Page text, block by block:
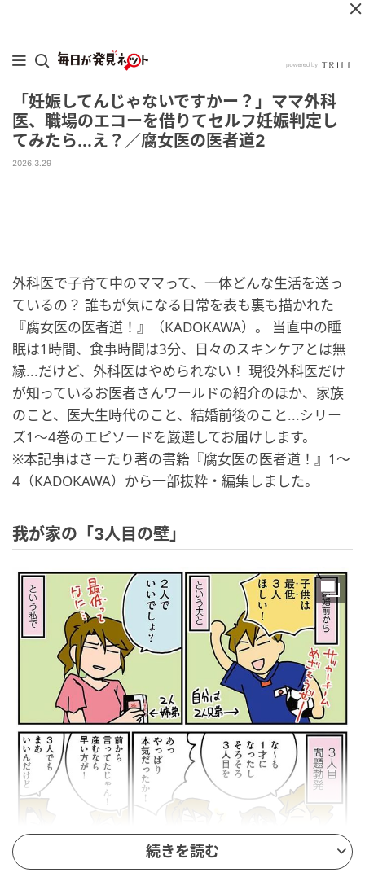
「妊娠してんじゃないですかー？」ママ外科
医、職場のエコーを借りてセルフ妊娠判定し
てみたら...え？／腐女医の医者道2
2026.3.29
外科医で子育て中のママって、一体どんな生活を送っ
ているの？ 誰もが気になる日常を表も裏も描かれた
『腐女医の医者道！』（KADOKAWA）。 当直中の睡
眠は1時間、食事時間は3分、日々のスキンケアとは無
縁...だけど、外科医はやめられない！ 現役外科医だけ
が知っているお医者さんワールドの紹介のほか、家族
のこと、医大生時代のこと、結婚前後のこと...シリー
ズ1～4巻のエピソードを厳選してお届けします。
※本記事はさーたり著の書籍『腐女医の医者道！』1～
4（KADOKAWA）から一部抜粋・編集しました。
我が家の「3人目の壁」
続きを読む